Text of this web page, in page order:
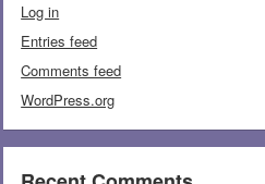
Log in
Entries feed
Comments feed
WordPress.org